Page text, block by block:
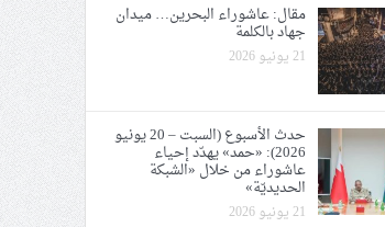
مقال: عاشوراء البحرين… ميدان
جهاد بالكلمة
21 يونيو 2026
حدث الأسبوع (السبت – 20 يونيو
2026): «حمد» يهدّد إحياء
عاشوراء من خلال «الشبكة
الحديديّة»
21 يونيو 2026